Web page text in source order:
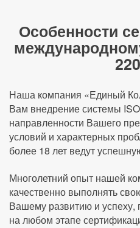
Особенности
Наша компания «Единый
Вам внедрение системы
направленности Вашего
условий и характерных
более 18 лет ведут
Многолетний опыт нашей
качественно выполнять
Вашему развитию и успеху,
на любом этапе